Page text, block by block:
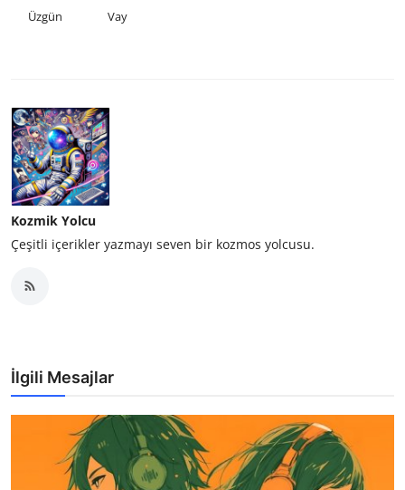
Üzgün Vay
Kozmik Yolcu
Çeşitli içerikler yazmayı seven bir kozmos yolcusu.
İlgili Mesajlar